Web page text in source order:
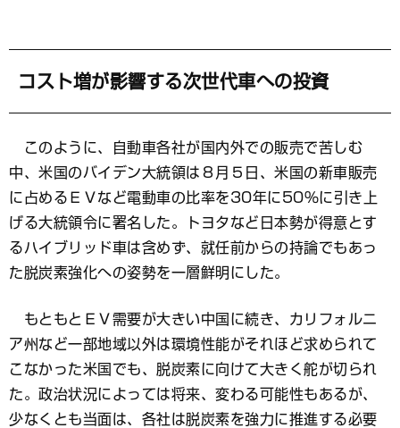
コスト増が影響する次世代車への投資
このように、自動車各社が国内外での販売で苦しむ
中、米国のバイデン大統領は８月５日、米国の新車販売
に占めるＥＶなど電動車の比率を30年に50％に引き上
げる大統領令に署名した。トヨタなど日本勢が得意とす
るハイブリッド車は含めず、就任前からの持論でもあっ
た脱炭素強化への姿勢を一層鮮明にした。
もともとＥＶ需要が大きい中国に続き、カリフォルニ
ア州など一部地域以外は環境性能がそれほど求められて
こなかった米国でも、脱炭素に向けて大きく舵が切られ
た。政治状況によっては将来、変わる可能性もあるが、
少なくとも当面は、各社は脱炭素を強力に推進する必要